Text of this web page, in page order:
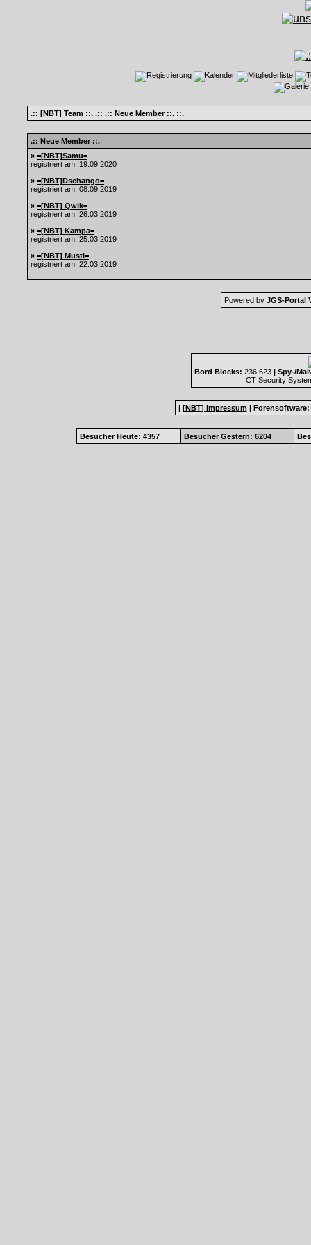
.:: [NBT] Team ::. .:: .:: Neue Member ::. ::.
.:: Neue Member ::.
» =[NBT]Samu=
registriert am: 19.09.2020
» =[NBT]Dschango=
registriert am: 08.09.2019
» =[NBT] Qwik=
registriert am: 26.03.2019
» =[NBT] Kampa=
registriert am: 25.03.2019
» =[NBT] Musti=
registriert am: 22.03.2019
Powered by JGS-Portal
Bord Blocks: 236.623 | Spy-/
CT Security
| [NBT] Impressum | Forensoftware:
Besucher Heute: 4357 Besucher Gestern: 6204